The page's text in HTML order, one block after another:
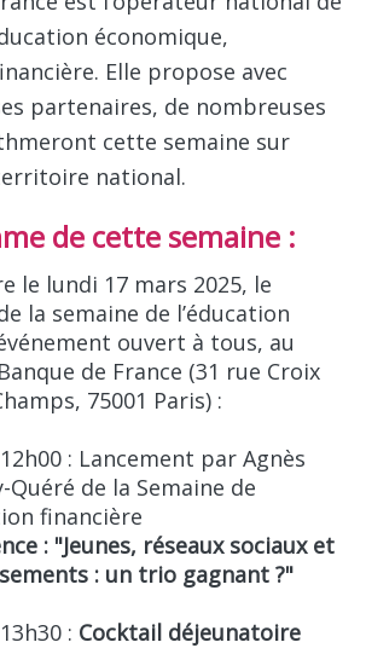
économique,
Elle propose avec
partenaires, de nombreuses
cette semaine sur
national.
de cette semaine :
le lundi 17 mars 2025, le
la semaine de l’éducation
ouvert à tous, au
de France (31 rue Croix
75001 Paris) :
: Lancement par Agnès
Quéré de la Semaine de
financière
: "Jeunes, réseaux sociaux et
: un trio gagnant ?"
: Cocktail déjeunatoire